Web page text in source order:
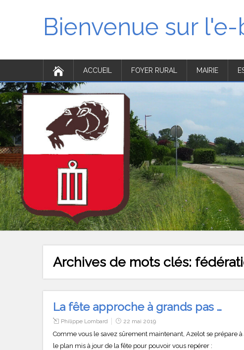
Bienvenue sur
ACCUEIL FOYER RURAL MAIRIE
Archives de mots clés:
La fête approche à grands pas …
Philippe Lombard 22 mai 2019
Comme vous le savez sûrement maintenant, Azelot se prépare
le plan mis à jour de la fête pour pouvoir vous repérer :